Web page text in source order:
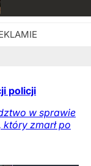
policji
w sprawie
zmarł po